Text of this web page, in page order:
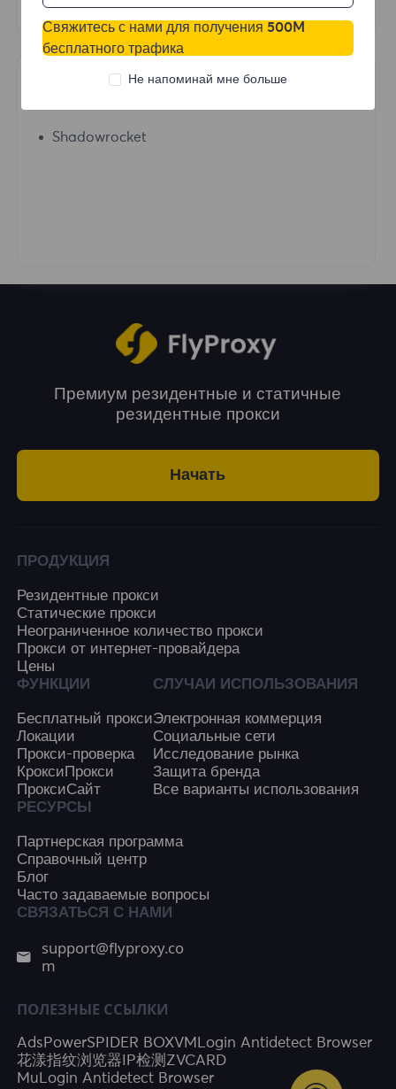
Windows
Proxy Tools
Shadowrocket
Премиум резидентные и статичные
резидентные прокси
Начать
ПРОДУКЦИЯ
Резидентные прокси
Статические прокси
Неограниченное количество прокси
Прокси от интернет-провайдера
Цены
ФУНКЦИИ
Бесплатный прокси
Локации
Прокси-проверка
КроксиПрокси
ПроксиСайт
СЛУЧАИ ИСПОЛЬЗОВАНИЯ
Электронная коммерция
Социальные сети
Исследование рынка
Защита бренда
Все варианты использования
РЕСУРСЫ
Партнерская программа
Справочный центр
Блог
Часто задаваемые вопросы
СВЯЗАТЬСЯ С НАМИ
support@flyproxy.co
m
ПОЛЕЗНЫЕ ССЫЛКИ
AdsPowerSPIDER BOXVMLogin Antidetect Browser
花漾指纹浏览器 IP检测 ZVCARD
MuLogin Antidetect Browser
Свяжитесь с нами для получения 500M
бесплатного трафика
Не напоминай мне больше